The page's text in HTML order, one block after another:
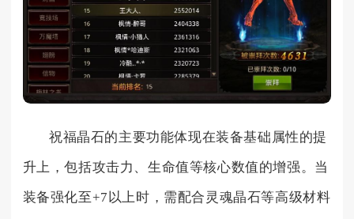
祝福晶石的主要功能体现在装备基础属性的提
升上，包括攻击力、生命值等核心数值的增强。当
装备强化至+7以上时，需配合灵魂晶石等高级材料